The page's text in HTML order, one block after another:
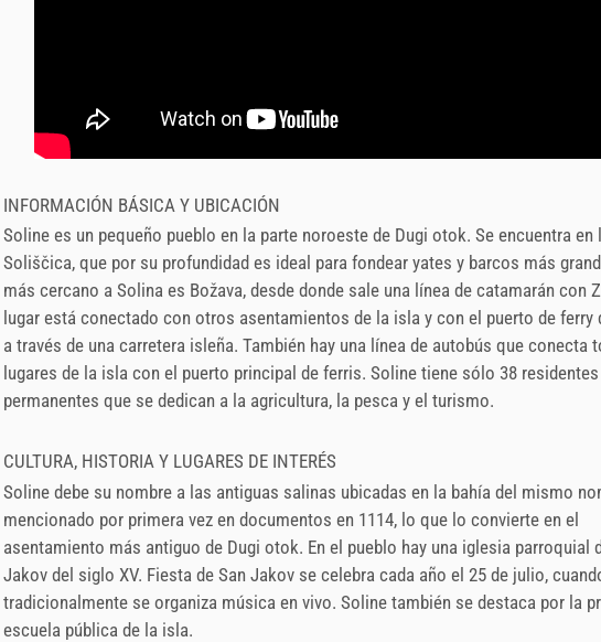
INFORMACIÓN BÁSICA Y UBICACIÓN
Soline es un pequeño pueblo en la parte noroeste de Dugi otok. Se encuentra en
Soliščica, que por su profundidad es ideal para fondear yates y barcos más
más cercano a Solina es Božava, desde donde sale una línea de catamarán con
lugar está conectado con otros asentamientos de la isla y con el puerto de ferry
a través de una carretera isleña. También hay una línea de autobús que conecta
lugares de la isla con el puerto principal de ferris. Soline tiene sólo 38 residentes
permanentes que se dedican a la agricultura, la pesca y el turismo.
CULTURA, HISTORIA Y LUGARES DE INTERÉS
Soline debe su nombre a las antiguas salinas ubicadas en la bahía del mismo
mencionado por primera vez en documentos en 1114, lo que lo convierte en el
asentamiento más antiguo de Dugi otok. En el pueblo hay una iglesia parroquial
Jakov del siglo XV. Fiesta de San Jakov se celebra cada año el 25 de julio,
tradicionalmente se organiza música en vivo. Soline también se destaca por la
escuela pública de la isla.